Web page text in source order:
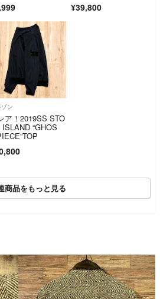
¥39,800
ン
ア！2019SS STO
ISLAND “GHOS
商品をもっと見る